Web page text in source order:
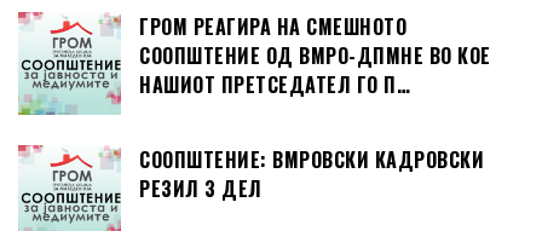
ГРОМ РЕАГИРА НА СМЕШНОТО
СООПШТЕНИЕ ОД ВМРО-ДПМНЕ ВО КОЕ
НАШИОТ ПРЕТСЕДАТЕЛ ГО П…
СООПШТЕНИЕ: ВМРОВСКИ КАДРОВСКИ
РЕЗИЛ 3 ДЕЛ